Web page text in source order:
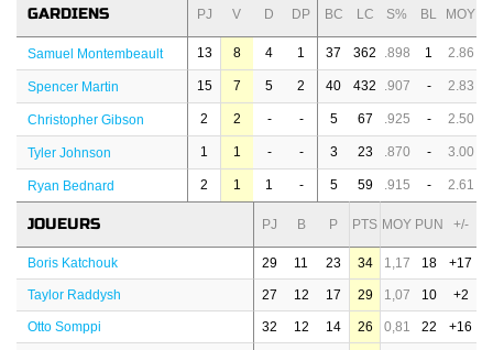
GARDIENS PJ V D DP BC LC S% BL MOY
Samuel Montembeault 13 8 4 1 37 362 .898 1 2.86
Spencer Martin 15 7 5 2 40 432 .907 - 2.83
Christopher Gibson 2 2 - - 5 67 .925 - 2.50
Tyler Johnson 1 1 - - 3 23 .870 - 3.00
Ryan Bednard 2 1 1 - 5 59 .915 - 2.61
JOUEURS PJ B P PTS MOY PUN +/-
Boris Katchouk 29 11 23 34 1,17 18 +17
Taylor Raddysh 27 12 17 29 1,07 10 +2
Otto Somppi 32 12 14 26 0,81 22 +16